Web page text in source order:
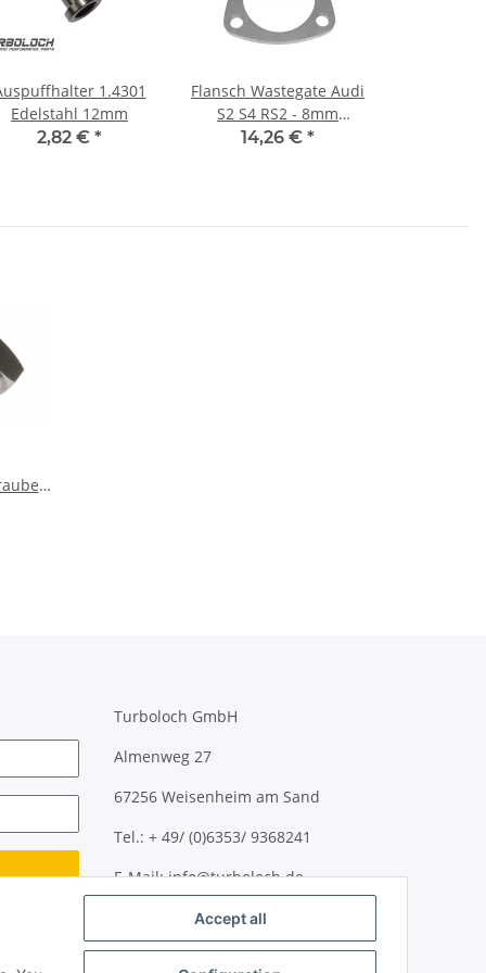
1.4301
Edelstahl 12mm
2,82 € *
Flansch Wastegate Audi
S2 S4 RS2 - 8mm
Edelstahl 1.4301 / Ø
14,26 € *
Turboloch GmbH
Almenweg 27
67256 Weisenheim am Sand
Tel.: + 49/ (0)6353/ 9368241
E-Mail: info@turboloch.de
Impressum
Impressum
Accept all